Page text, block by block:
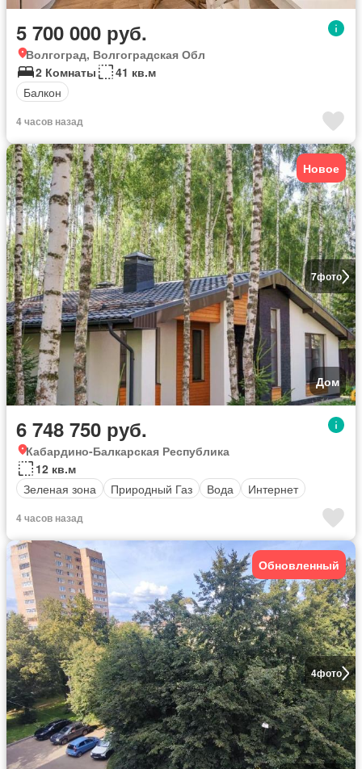
5 700 000 руб.
Волгоград, Волгоградская Обл
2 Комнаты
41 кв.м
Балкон
4 часов назад
7фото
Новое
Дом
6 748 750 руб.
Кабардино-Балкарская Республика
12 кв.м
Зеленая зона
Природный Газ Вода Интернет
4 часов назад
4фото
Обновленный